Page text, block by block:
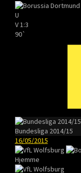
U
V 1:3
90`
Bundesliga 2014/15
16/05/2015
Hjemme